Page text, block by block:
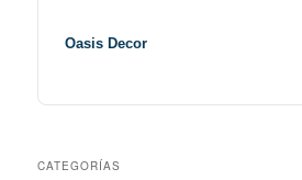
Oasis Decor
CATEGORÍAS